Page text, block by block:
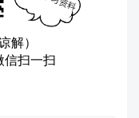
解）
信扫一扫